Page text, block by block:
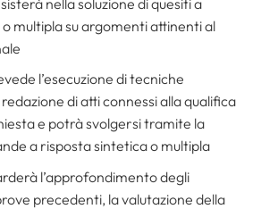
multipla su argomenti attinenti al
l’esecuzione di tecniche
di atti connessi alla qualifica
e potrà svolgersi tramite la
a risposta sintetica o multipla
l’approfondimento degli
precedenti, la valutazione della